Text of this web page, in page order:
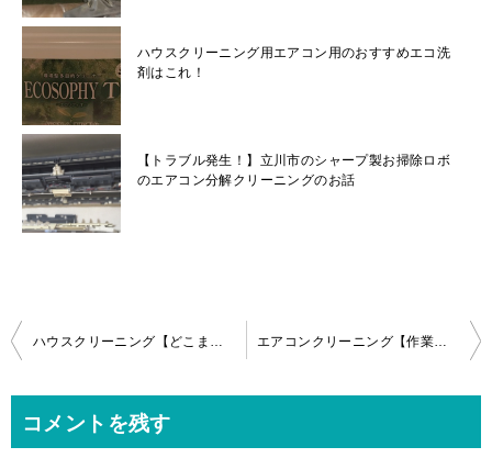
ハウスクリーニング用エアコン用のおすすめエコ洗
剤はこれ！
【トラブル発生！】立川市のシャープ製お掃除ロボ
のエアコン分解クリーニングのお話
投
ビ
コメントを残す